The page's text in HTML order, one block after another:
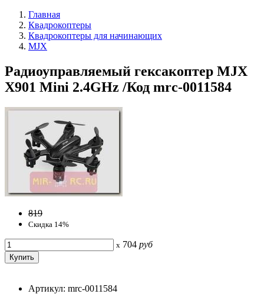
Главная
Квадрокоптеры
Квадрокоптеры для начинающих
MJX
Радиоуправляемый гексакоптер MJX
X901 Mini 2.4GHz /Код mrc-0011584
819
Скидка 14%
x 704 руб
Артикул: mrc-0011584